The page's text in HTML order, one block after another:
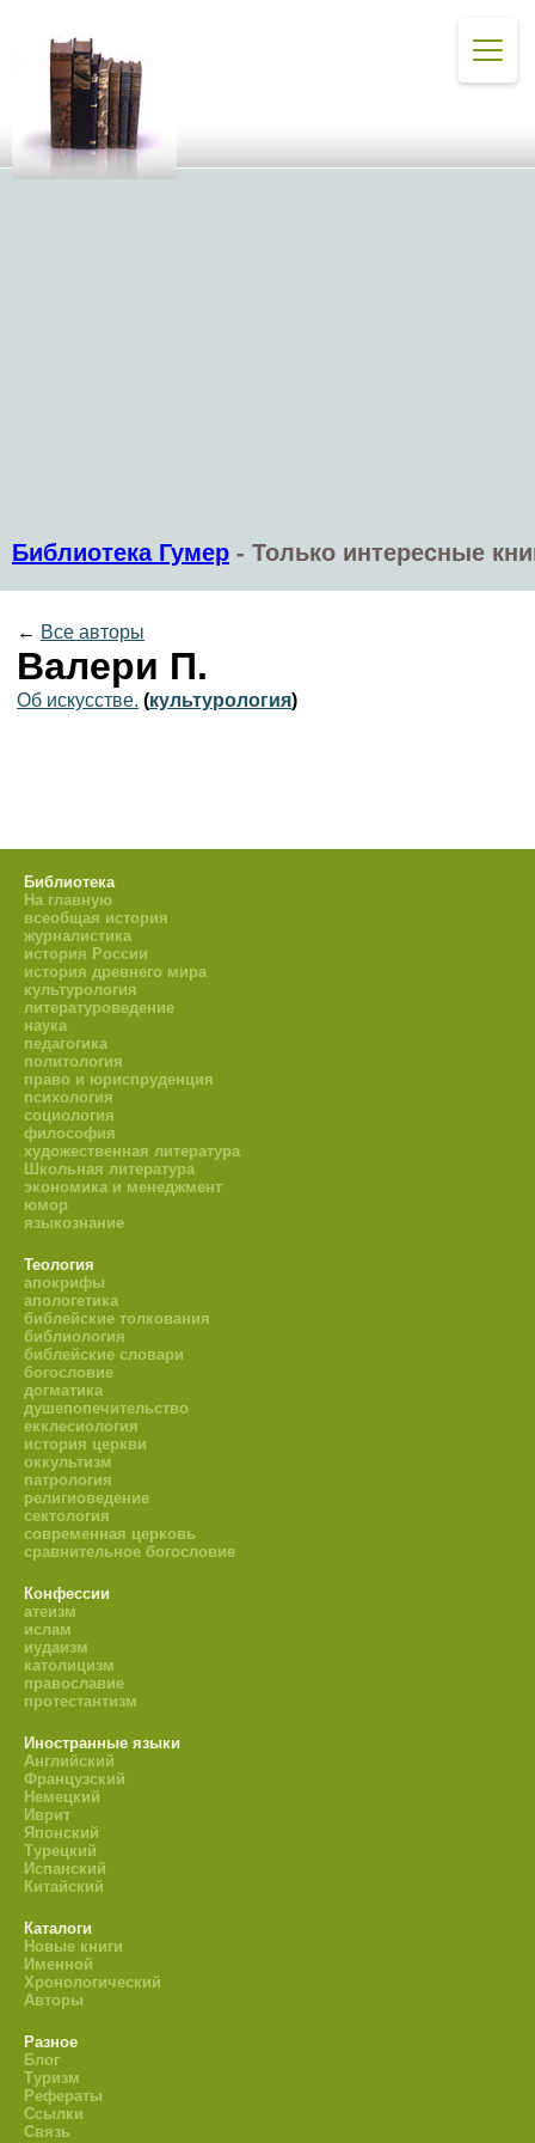
Библиотека Гумер - Только интересные
← Все авторы
Валери П.
Об искусстве. (культурология)
Библиотека
На главную
всеобщая история
журналистика
история России
история древнего мира
культурология
литературоведение
наука
педагогика
политология
право и юриспруденция
психология
социология
философия
художественная литература
Школьная литература
экономика и менеджмент
юмор
языкознание
Теология
апокрифы
апологетика
библейские толкования
библиология
библейские словари
богословие
догматика
душепопечительство
екклесиология
история церкви
оккультизм
патрология
религиоведение
сектология
современная церковь
сравнительное богословие
Конфессии
атеизм
ислам
иудаизм
католицизм
православие
протестантизм
Иностранные языки
Английский
Французский
Немецкий
Иврит
Японский
Турецкий
Испанский
Китайский
Каталоги
Новые книги
Именной
Хронологический
Авторы
Разное
Блог
Туризм
Рефераты
Ссылки
Связь